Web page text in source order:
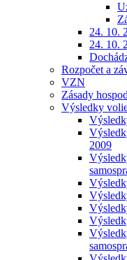
24. 10.
24. 10.
Rozpočet a
VZN
Zásady
Výsledky
2009